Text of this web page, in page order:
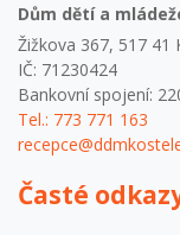
Dům dětí a
Žižkova 367, 517 41
IČ: 71230424
Bankovní spojení:
Tel.: 773 771 163
Časté